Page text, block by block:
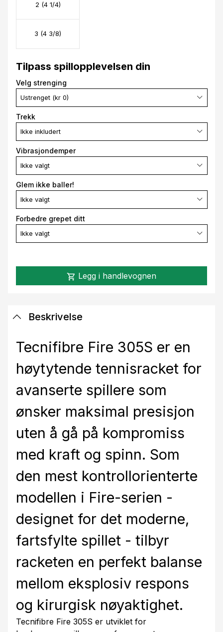
2 (4 1/4)
3 (4 3/8)
Tilpass spillopplevelsen din
Velg strenging
Ustrenget (kr 0)
Trekk
Ikke inkludert
Vibrasjondemper
Ikke valgt
Glem ikke baller!
Ikke valgt
Forbedre grepet ditt
Ikke valgt
shopping_cart Legg i handlevognen
Beskrivelse
Tecnifibre Fire 305S er en
høytytende tennisracket for
avanserte spillere som
ønsker maksimal presisjon
uten å gå på kompromiss
med kraft og spinn. Som
den mest kontrollorienterte
modellen i Fire-serien -
designet for det moderne,
fartsfylte spillet - tilbyr
racketen en perfekt balanse
mellom eksplosiv respons
og kirurgisk nøyaktighet.
Tecnifibre Fire 305S er utviklet for